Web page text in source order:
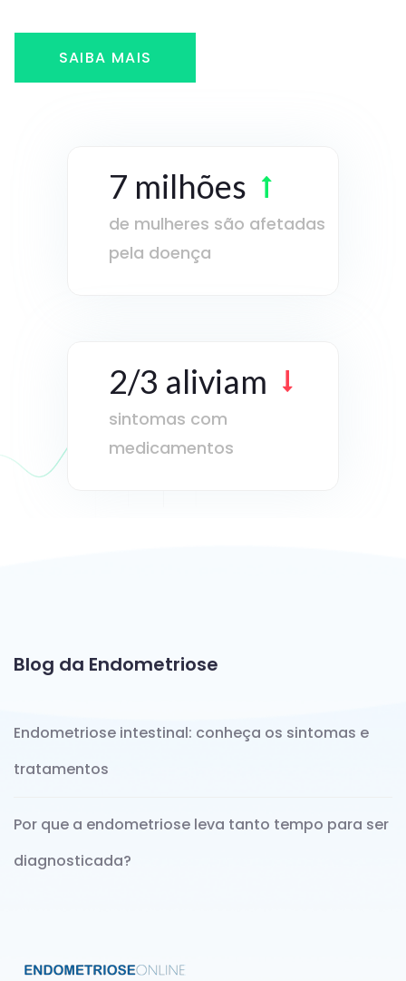
SAIBA MAIS
7 milhões
de mulheres são afetadas
pela doença
2/3 aliviam
sintomas com
medicamentos
Blog da Endometriose
Endometriose intestinal: conheça os sintomas e
tratamentos
Por que a endometriose leva tanto tempo para ser
diagnosticada?